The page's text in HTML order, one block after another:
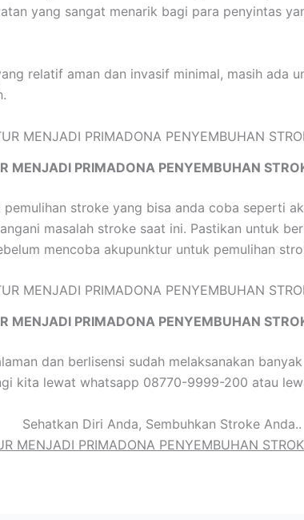
yang sangat menarik bagi para penyintas
relatif aman dan invasif minimal, masih ada
MENJADI PRIMADONA PENYEMBUHAN
stroke yang bisa anda coba seperti
masalah stroke saat ini. Pastikan untuk
mencoba akupunktur untuk pemulihan
MENJADI PRIMADONA PENYEMBUHAN
dan berlisensi sudah melaksanakan
kita lewat whatsapp 08770-9999-200 atau
Sehatkan Diri Anda, Sembuhkan Stroke Anda..
MENJADI PRIMADONA PENYEMBUHAN